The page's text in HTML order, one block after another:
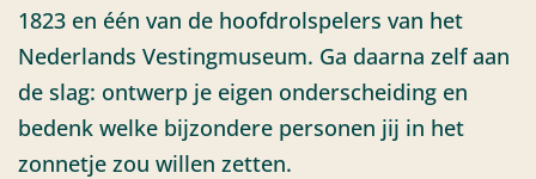
1823 en één van de hoofdrolspelers van het
Nederlands Vestingmuseum. Ga daarna zelf aan
de slag: ontwerp je eigen onderscheiding en
bedenk welke bijzondere personen jij in het
zonnetje zou willen zetten.